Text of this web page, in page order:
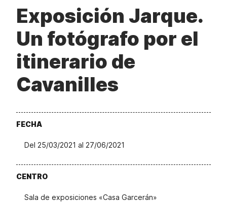
Exposición Jarque.
Un fotógrafo por el
itinerario de
Cavanilles
FECHA
Del 25/03/2021 al 27/06/2021
CENTRO
Sala de exposiciones «Casa Garcerán»